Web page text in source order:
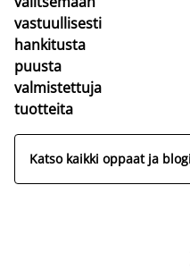
vastuullisesti
hankitusta
puusta
valmistettuja
tuotteita
Katso kaikki oppaat ja